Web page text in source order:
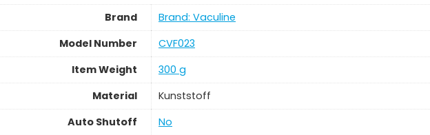
Brand
Brand: Vaculine
Model Number
‎CVF023
Item Weight
‎300 g
Material
‎Kunststoff
Auto Shutoff
‎No